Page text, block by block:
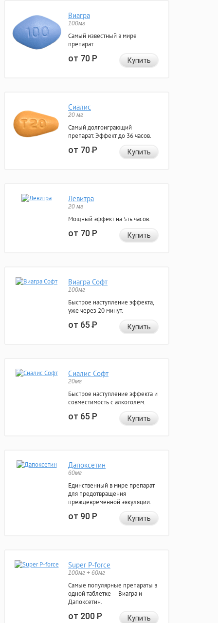
Виагра
100мг
Самый известный в мире
препарат
от 70Р Купить
Сиалис
20 мг
Самый долгоиграющий
препарат. Эффект до 36 часов.
от 70Р Купить
Левитра
20 мг
Мощный эффект на 5ть часов.
от 70Р Купить
Виагра Софт
100мг
Быстрое наступление эффекта,
уже через 20 минут.
от 65Р Купить
Сиалис Софт
20мг
Быстрое наступление эффекта и
совместимость с алкоголем.
от 65Р Купить
Дапоксетин
60мг
Единственный в мире препарат
для предотвращения
преждевременной эякуляции.
от 90Р Купить
Super P-force
100мг + 60мг
Самые популярные препараты в
одной таблетке — Виагра и
Дапоксетин.
от 200Р Купить